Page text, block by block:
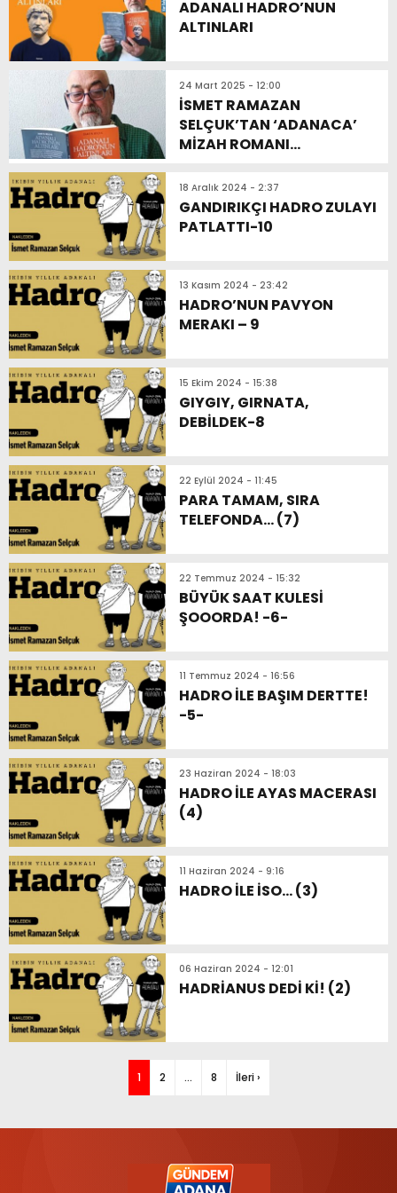
ADANALI HADRO’NUN
ALTINLARI
24 Mart 2025 - 12:00
İSMET RAMAZAN
SELÇUK’TAN ‘ADANACA’
MİZAH ROMANI…
18 Aralık 2024 - 2:37
GANDIRIKÇI HADRO ZULAYI
PATLATTI-10
13 Kasım 2024 - 23:42
HADRO’NUN PAVYON
MERAKI – 9
15 Ekim 2024 - 15:38
GIYGIY, GIRNATA,
DEBİLDEK-8
22 Eylül 2024 - 11:45
PARA TAMAM, SIRA
TELEFONDA… (7)
22 Temmuz 2024 - 15:32
BÜYÜK SAAT KULESİ
ŞOOORDA! -6-
11 Temmuz 2024 - 16:56
HADRO İLE BAŞIM DERTTE!
-5-
23 Haziran 2024 - 18:03
HADRO İLE AYAS MACERASI
(4)
11 Haziran 2024 - 9:16
HADRO İLE İSO… (3)
06 Haziran 2024 - 12:01
HADRİANUS DEDİ Kİ! (2)
1 2 … 8 İleri ›